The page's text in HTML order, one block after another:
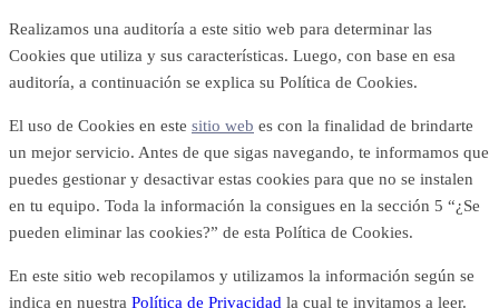
BLOGBLOG CONTACTO
Realizamos una auditoría a este sitio web para determinar las
Cookies que utiliza y sus características. Luego, con base en esa
auditoría, a continuación se explica su Política de Cookies.
El uso de Cookies en este sitio web es con la finalidad de brindarte
un mejor servicio. Antes de que sigas navegando, te informamos que
puedes gestionar y desactivar estas cookies para que no se instalen
en tu equipo. Toda la información la consigues en la sección 5 “¿Se
pueden eliminar las cookies?” de esta Política de Cookies.
En este sitio web recopilamos y utilizamos la información según se
indica en nuestra Política de Privacidad la cual te invitamos a leer.